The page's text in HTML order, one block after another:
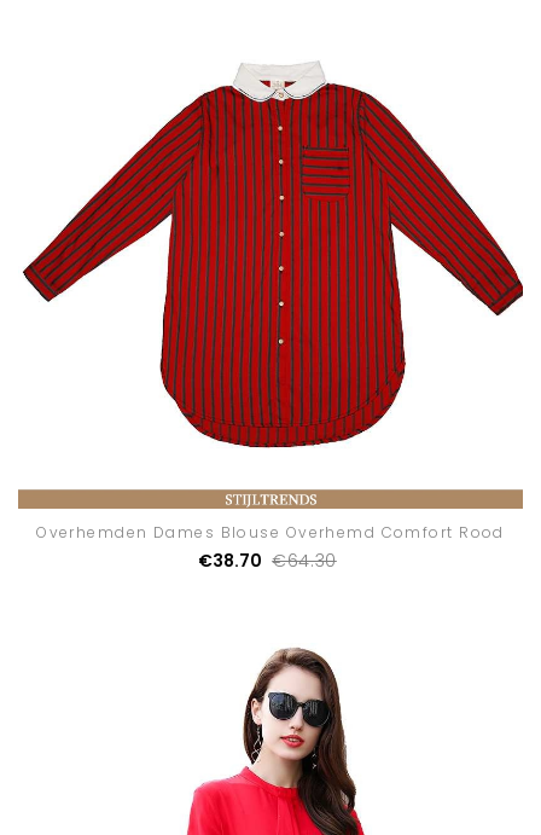
Overhemden Dames Blouse Overhemd Comfort Rood
€38.70 €64.30